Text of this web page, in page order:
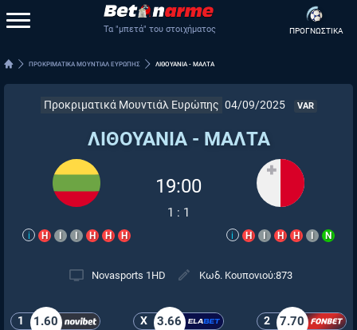
Τα "μπετά" του στοιχήματος ΠΡΟΓΝΩΣΤΙΚΑ
ΠΡΟΚΡΙΜΑΤΙΚΑ ΜΟΥΝΤΙΑΛ ΕΥΡΩΠΗΣ ΛΙΘΟΥΑΝΙΑ - ΜΑΛΤΑ
Προκριματικά Μουντιάλ Ευρώπης 04/09/2025 VAR
ΛΙΘΟΥΑΝΙΑ - ΜΑΛΤΑ
i Η Ι Ι Η Η Η
19:00
1 : 1
i Η Ι Η Η Ι Ν
Novasports 1HD Κωδ. Κουπονιού:873
1 1.60 X 3.66 2 7.70